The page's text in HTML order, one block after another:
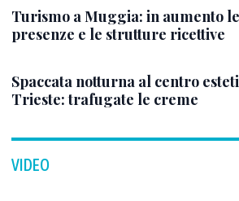
Turismo a Muggia: in aumento le
presenze e le strutture ricettive
Spaccata notturna al centro
Trieste: trafugate le creme
VIDEO